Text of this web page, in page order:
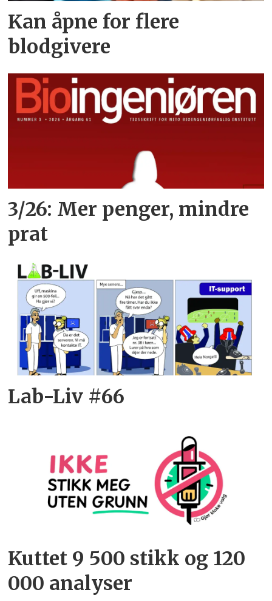
Kan åpne for flere
blodgivere
3/26: Mer penger, mindre
prat
Lab-Liv #66
Kuttet 9 500 stikk og 120
000 analyser